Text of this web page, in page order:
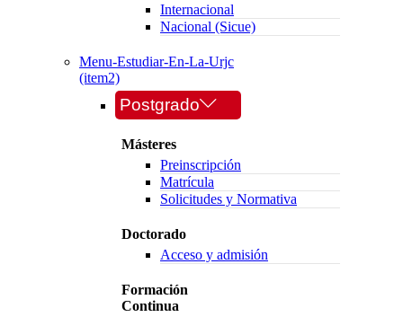
Internacional
Nacional (Sicue)
Menu-Estudiar-En-La-Urjc
(item2)
Postgrado
Másteres
Preinscripción
Matrícula
Solicitudes y Normativa
Doctorado
Acceso y admisión
Formación
Continua